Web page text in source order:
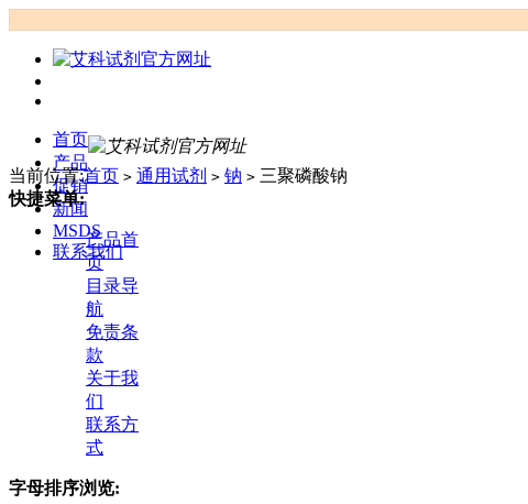
首页
产品
促销
新闻
MSDS
联系我们
当前位置:首页 > 通用试剂 > 钠 > 三聚磷酸钠
快捷菜单:
产品首
页
目录导
航
免责条
款
关于我
们
联系方
式
字母排序浏览: